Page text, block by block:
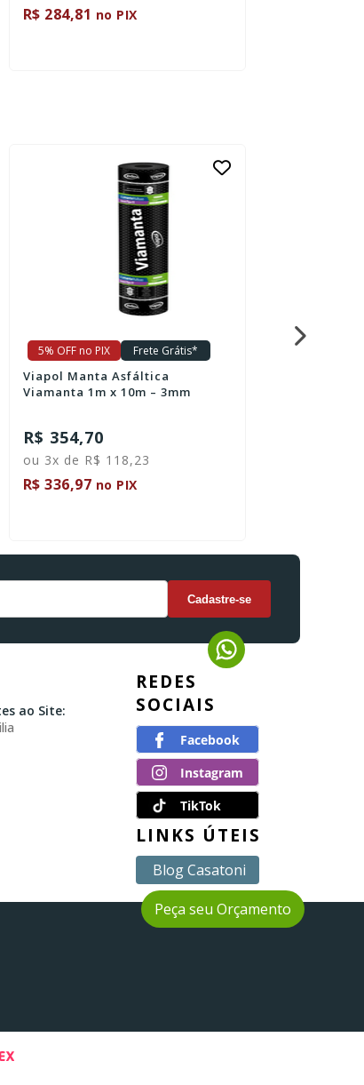
Peça seu Orçamento
R$ 284,81 no PIX
5% OFF no PIX Frete Grátis*
Viapol Manta Asfáltica
Viamanta 1m x 10m – 3mm
R$ 354,70
ou 3x de R$ 118,23
R$ 336,97 no PIX
5% OFF no PIX
ao Site:
REDES
SOCIAIS
TikTok
LINKS ÚTEIS
Blog Casatoni